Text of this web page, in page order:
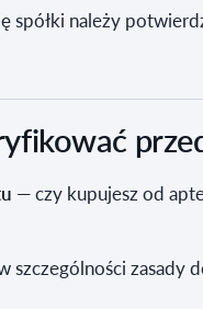
spółki należy
— czy kupujesz od
szczególności zasady